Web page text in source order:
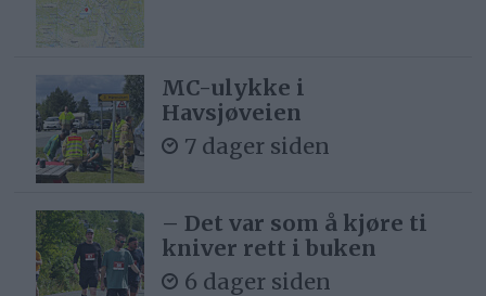
MC-ulykke i
Havsjøveien
7 dager siden
– Det var som å kjøre ti
kniver rett i buken
6 dager siden